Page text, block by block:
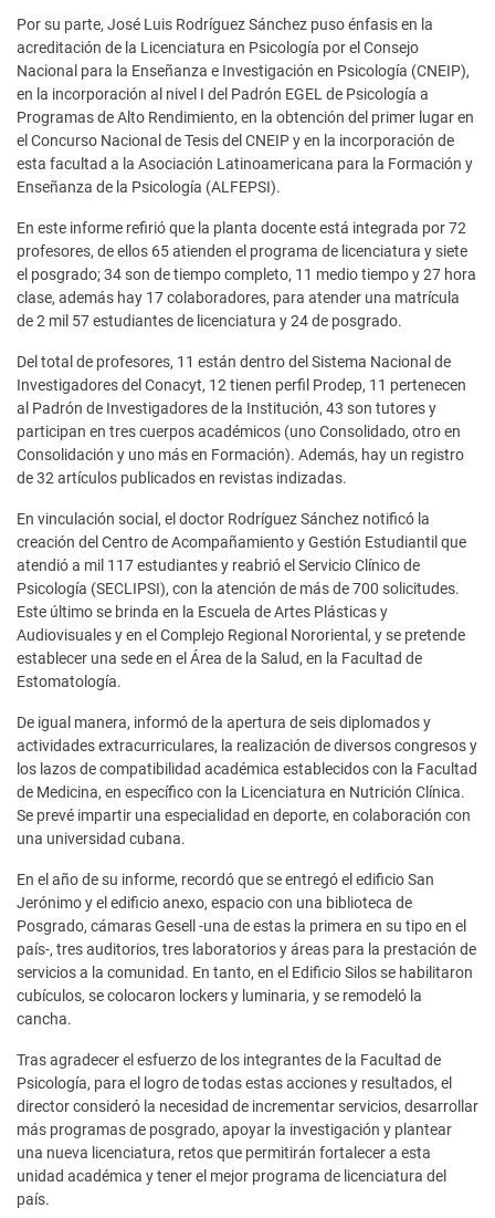
Por su parte, José Luis Rodríguez Sánchez puso énfasis en la
acreditación de la Licenciatura en Psicología por el Consejo
Nacional para la Enseñanza e Investigación en Psicología (CNEIP),
en la incorporación al nivel I del Padrón EGEL de Psicología a
Programas de Alto Rendimiento, en la obtención del primer lugar en
el Concurso Nacional de Tesis del CNEIP y en la incorporación de
esta facultad a la Asociación Latinoamericana para la Formación y
Enseñanza de la Psicología (ALFEPSI).
En este informe refirió que la planta docente está integrada por 72
profesores, de ellos 65 atienden el programa de licenciatura y siete
el posgrado; 34 son de tiempo completo, 11 medio tiempo y 27 hora
clase, además hay 17 colaboradores, para atender una matrícula
de 2 mil 57 estudiantes de licenciatura y 24 de posgrado.
Del total de profesores, 11 están dentro del Sistema Nacional de
Investigadores del Conacyt, 12 tienen perfil Prodep, 11 pertenecen
al Padrón de Investigadores de la Institución, 43 son tutores y
participan en tres cuerpos académicos (uno Consolidado, otro en
Consolidación y uno más en Formación). Además, hay un registro
de 32 artículos publicados en revistas indizadas.
En vinculación social, el doctor Rodríguez Sánchez notificó la
creación del Centro de Acompañamiento y Gestión Estudiantil que
atendió a mil 117 estudiantes y reabrió el Servicio Clínico de
Psicología (SECLIPSI), con la atención de más de 700 solicitudes.
Este último se brinda en la Escuela de Artes Plásticas y
Audiovisuales y en el Complejo Regional Nororiental, y se pretende
establecer una sede en el Área de la Salud, en la Facultad de
Estomatología.
De igual manera, informó de la apertura de seis diplomados y
actividades extracurriculares, la realización de diversos congresos y
los lazos de compatibilidad académica establecidos con la Facultad
de Medicina, en específico con la Licenciatura en Nutrición Clínica.
Se prevé impartir una especialidad en deporte, en colaboración con
una universidad cubana.
En el año de su informe, recordó que se entregó el edificio San
Jerónimo y el edificio anexo, espacio con una biblioteca de
Posgrado, cámaras Gesell -una de estas la primera en su tipo en el
país-, tres auditorios, tres laboratorios y áreas para la prestación de
servicios a la comunidad. En tanto, en el Edificio Silos se habilitaron
cubículos, se colocaron lockers y luminaria, y se remodeló la
cancha.
Tras agradecer el esfuerzo de los integrantes de la Facultad de
Psicología, para el logro de todas estas acciones y resultados, el
director consideró la necesidad de incrementar servicios, desarrollar
más programas de posgrado, apoyar la investigación y plantear
una nueva licenciatura, retos que permitirán fortalecer a esta
unidad académica y tener el mejor programa de licenciatura del
país.